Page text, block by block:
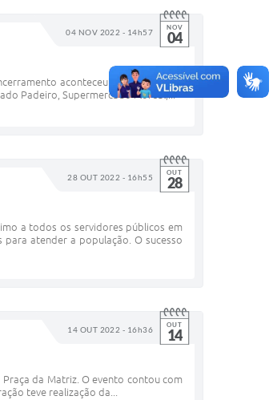
04 NOV 2022 - 14h57 NOV
04
aconteceu com sorteio de
Padeiro, Supermercado Floreal,...
28 OUT 2022 - 16h55 OUT
28
a todos os servidores públicos em
atender a população. O sucesso
14 OUT 2022 - 16h36 OUT
14
da Matriz. O evento contou com
teve realização da...